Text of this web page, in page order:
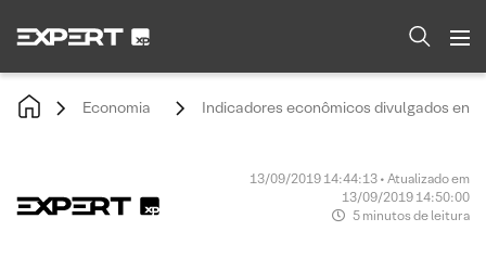
Economia Indicadores econômicos divulgados
13/09/2019 14:44:13 • Atualizado em
13/09/2019 14:50:00
5 minutos de leitura